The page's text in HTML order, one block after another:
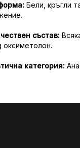
Бели, кръгли
състав:
категория: